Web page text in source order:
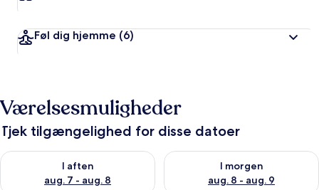
Føl dig hjemme (6)
Værelsesmuligheder
Tjek tilgængelighed for disse datoer
I aften
aug. 7 - aug. 8
Tjek tilgængelighed for i aften aug. 7 - aug. 8
I morgen
aug. 8 - aug. 9
Tjek tilgængelighed for i